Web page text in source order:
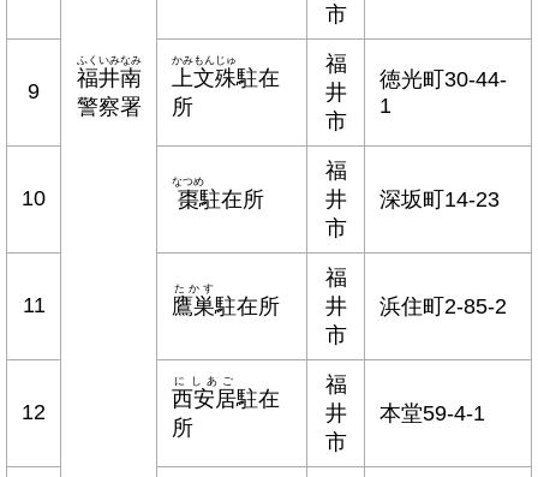
福井南
ふくいみなみ
警察署
市
9
上文殊
かみもんじゅ
駐在
所
福
井
市
徳光町30-44-
1
10 棗
なつめ
駐在所
福
井
市
深坂町14-23
11 鷹巣
たかす
駐在所
福
井
市
浜住町2-85-2
12
西安居
にしあご
駐在
所
福
井
市
本堂59-4-1